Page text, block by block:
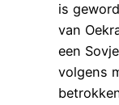
is
van
een
volgens